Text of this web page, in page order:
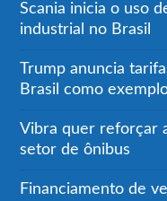
Scania inicia o uso
industrial no Brasil
Trump anuncia
Brasil como
Vibra quer reforçar
setor de ônibus
Financiamento de